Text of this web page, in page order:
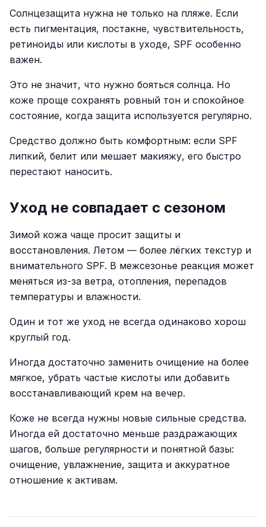
Солнцезащита нужна не только на пляже. Если
есть пигментация, постакне, чувствительность,
ретиноиды или кислоты в уходе, SPF особенно
важен.
Это не значит, что нужно бояться солнца. Но
коже проще сохранять ровный тон и спокойное
состояние, когда защита используется регулярно.
Средство должно быть комфортным: если SPF
липкий, белит или мешает макияжу, его быстро
перестают наносить.
Уход не совпадает с сезоном
Зимой кожа чаще просит защиты и
восстановления. Летом — более лёгких текстур и
внимательного SPF. В межсезонье реакция может
меняться из-за ветра, отопления, перепадов
температуры и влажности.
Один и тот же уход не всегда одинаково хорош
круглый год.
Иногда достаточно заменить очищение на более
мягкое, убрать частые кислоты или добавить
восстанавливающий крем на вечер.
Коже не всегда нужны новые сильные средства.
Иногда ей достаточно меньше раздражающих
шагов, больше регулярности и понятной базы:
очищение, увлажнение, защита и аккуратное
отношение к активам.